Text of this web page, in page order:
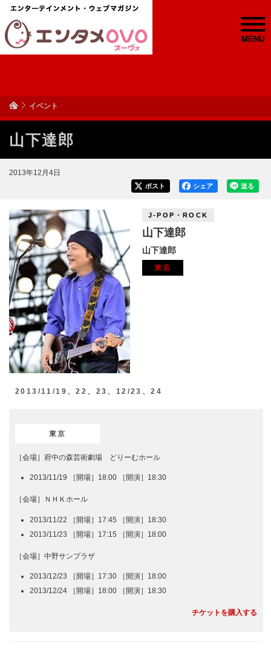
MENU
イベント
山下達郎
2013年12月4日
送る
シェア
ポスト
J-POP・ROCK
山下達郎
山下達郎
東京
2013/11/19、22、23、12/23、24
東京
［会場］府中の森芸術劇場 どりーむホール
2013/11/19 ［開場］18:00 ［開演］18:30
［会場］ＮＨＫホール
2013/11/22 ［開場］17:45 ［開演］18:30
2013/11/23 ［開場］17:15 ［開演］18:00
［会場］中野サンプラザ
2013/12/23 ［開場］17:30 ［開演］18:00
2013/12/24 ［開場］18:00 ［開演］18:30
チケットを購入する